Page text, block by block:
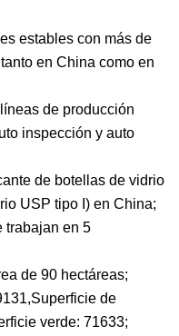
estables con más de
en China como en
de producción
inspección y auto
de botellas de vidrio
USP tipo I) en China;
trabajan en 5
de 90 hectáreas;
de
verde: 71633;